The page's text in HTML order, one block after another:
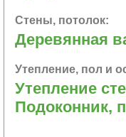
Стены, потолок:
Деревянная
Утепление, пол и
Утепление
Подоконник,